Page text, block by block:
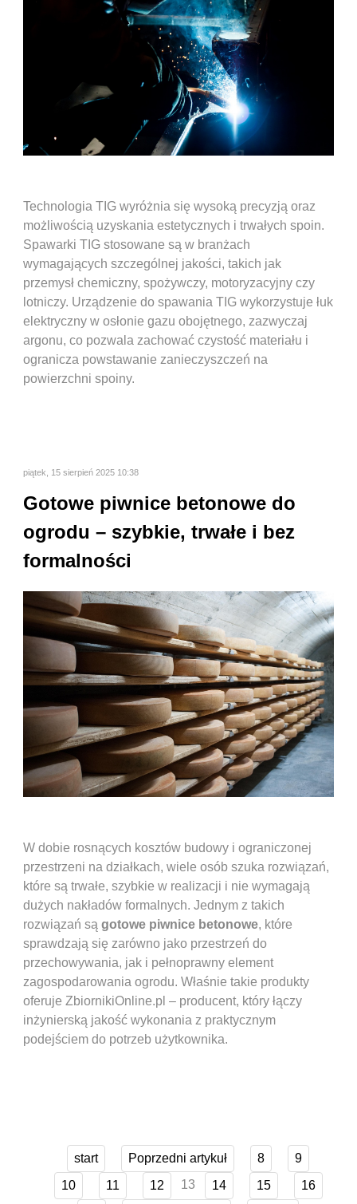
Technologia TIG wyróżnia się wysoką precyzją oraz
możliwością uzyskania estetycznych i trwałych spoin.
Spawarki TIG stosowane są w branżach
wymagających szczególnej jakości, takich jak
przemysł chemiczny, spożywczy, motoryzacyjny czy
lotniczy. Urządzenie do spawania TIG wykorzystuje łuk
elektryczny w osłonie gazu obojętnego, zazwyczaj
argonu, co pozwala zachować czystość materiału i
ogranicza powstawanie zanieczyszczeń na
powierzchni spoiny.
piątek, 15 sierpień 2025 10:38
Gotowe piwnice betonowe do
ogrodu – szybkie, trwałe i bez
formalności
W dobie rosnących kosztów budowy i ograniczonej
przestrzeni na działkach, wiele osób szuka rozwiązań,
które są trwałe, szybkie w realizacji i nie wymagają
dużych nakładów formalnych. Jednym z takich
rozwiązań są gotowe piwnice betonowe, które
sprawdzają się zarówno jako przestrzeń do
przechowywania, jak i pełnoprawny element
zagospodarowania ogrodu. Właśnie takie produkty
oferuje ZbiornikiOnline.pl – producent, który łączy
inżynierską jakość wykonania z praktycznym
podejściem do potrzeb użytkownika.
start Poprzedni artykuł 8
9
10
11 12 13 14 15 16